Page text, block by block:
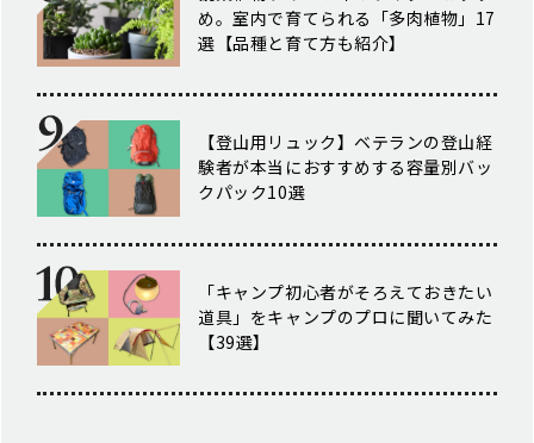
め。室内で育てられる「多肉植物」17
選【品種と育て方も紹介】
【登山用リュック】ベテランの登山経
験者が本当におすすめする容量別バッ
クパック10選
「キャンプ初心者がそろえておきたい
道具」をキャンプのプロに聞いてみた
【39選】